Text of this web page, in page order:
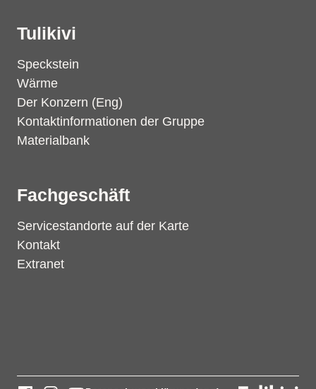
Tulikivi
Speckstein
Wärme
Der Konzern (Eng)
Kontaktinformationen der Gruppe
Materialbank
Fachgeschäft
Servicestandorte auf der Karte
Kontakt
Extranet